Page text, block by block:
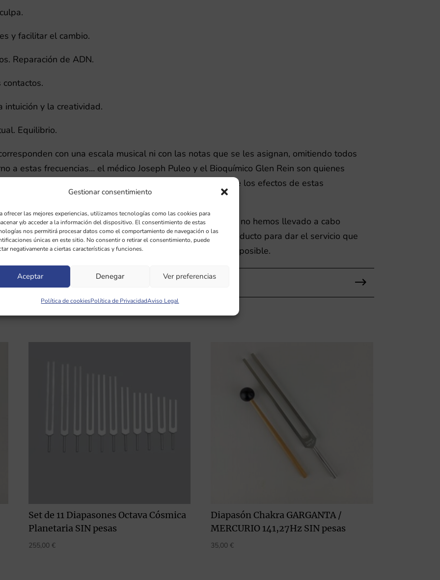
Gestionar consentimiento
ofrecer las mejores experiencias, utilizamos tecnologías como las cookies para
y/o acceder a la información del dispositivo. El consentimiento de estas
nos permitirá procesar datos como el comportamiento de navegación o las
únicas en este sitio. No consentir o retirar el consentimiento, puede
negativamente a ciertas características y funciones.
Aceptar Denegar Ver preferencias
Política de cookiesPolítica de PrivacidadAviso Legal
y facilitar el cambio.
Reparación de ADN.
intuición y la creatividad.
Equilibrio.
con una escala musical ni con las notas que se les asignan, omitiendo todos
a estas frecuencias… el médico Joseph Puleo y el Bioquímico Glen Rein son quienes
estos efectos. Ellos son los descubridores y defensores de los efectos de estas
estas teorias sobre estas frecuencias, porque no hemos llevado a cabo
para poder comprobarlo. Simplemente ofrecemos este producto para dar el servicio que
la información al respecto de la forma mas honesta posible.
Set de 11 Diapasones Octava Cósmica
Planetaria SIN pesas
255,00 €
Diapasón Chakra GARGANTA /
MERCURIO 141,27Hz SIN pesas
35,00 €